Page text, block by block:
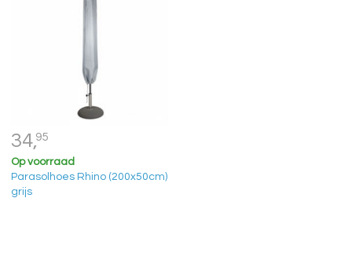
34,95
Op voorraad
Parasolhoes Rhino (200x50cm)
grijs